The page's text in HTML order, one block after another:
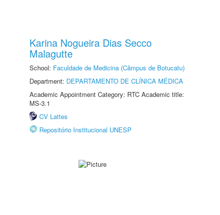
Karina Nogueira Dias Secco
Malagutte
School: Faculdade de Medicina (Câmpus de Botucatu)
Department: DEPARTAMENTO DE CLÍNICA MÉDICA
Academic Appointment Category: RTC Academic title:
MS-3.1
CV Lattes
Repositório Institucional UNESP